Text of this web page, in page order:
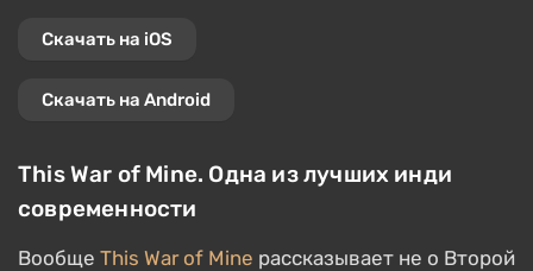
Скачать на iOS
Скачать на Android
This War of Mine. Одна из лучших инди
современности
Вообще This War of Mine рассказывает не о Второй